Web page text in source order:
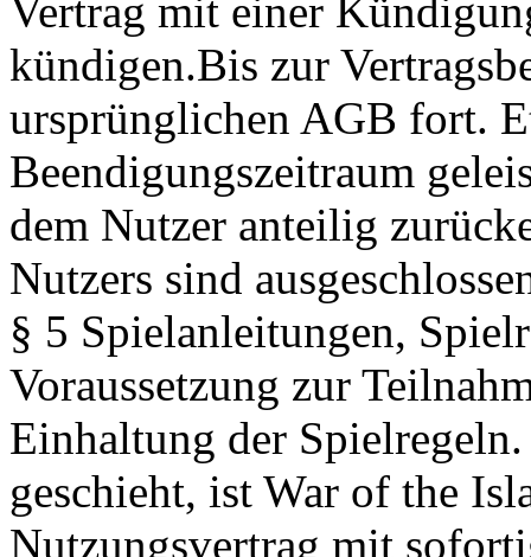
Vertrag mit einer
kündigen.Bis zur
ursprünglichen AGB fort.
Beendigungszeitraum
dem Nutzer anteilig
Nutzers sind
§ 5 Spielanleitungen,
Voraussetzung zur
Einhaltung der
geschieht, ist War of the
Nutzungsvertrag mit